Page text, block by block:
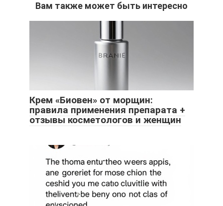
Вам также может быть интересно
Крем «Биовен» от морщин:
правила применения препарата +
отзывы косметологов и женщин